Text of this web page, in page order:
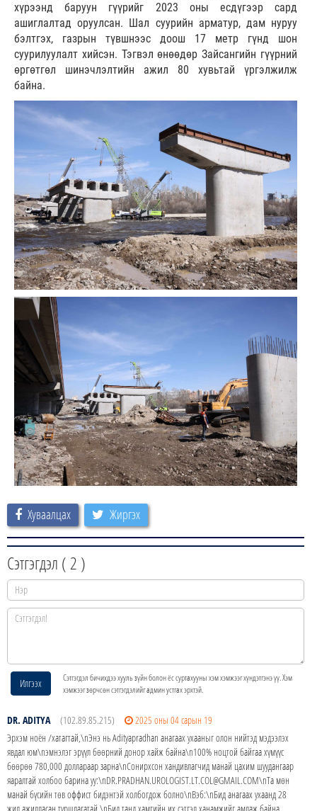
хүрээнд баруун гүүрийг 2023 оны есдүгээр сард
ашиглалтад оруулсан. Шал суурийн арматур, дам нуруу
бэлтгэх, газрын түвшнээс доош 17 метр гүнд шон
суурилуулалт хийсэн. Тэгвэл өнөөдөр Зайсангийн гүүрний
өргөтгөл шинэчлэлтийн ажил 80 хувьтай үргэлжилж
байна.
Хуваалцах Жиргэх
Сэтгэгдэл (2 )
Илгээх
Сэтгэгдэл бичихдээ хууль зүйн болон ёс суртахууны хэм хэмжээг хүндэтгэнэ үү. Хэм
хэмжээг зөрчсөн сэтгэгдэлийг админ устгах эрхтэй.
DR. ADITYA (102.89.85.215)
2025 оны 04 сарын 19
Эрхэм ноён /хатагтай,\nЭнэ нь Adityapradhan анагаах ухааныг олон нийтэд мэдээлэх
явдал юм\nэмнэлэг эрүүл бөөрний донор хайж байна\n100% ноцтой байгаа хүмүүс
бөөрөө 780,000 доллараар зарна\nСонирхсон хандивлагчид манай цахим шуудангаар
яаралтай холбоо барина уу:\nDR.PRADHAN.UROLOGIST.LT.COL@GMAIL.COM\nТа мөн
манай бүсийн төв оффист бидэнтэй холбогдож болно\nВэб:\nБид анагаах ухаанд 28